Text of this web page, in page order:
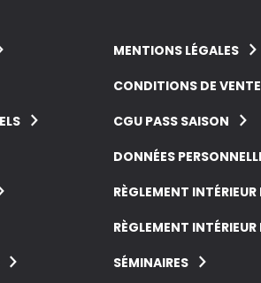
MENTIONS LÉGALES
CONDITIONS DE VENTE
CGU PASS SAISON
DONNÉES
RÈGLEMENT
RÈGLEMENT
SÉMINAIRES